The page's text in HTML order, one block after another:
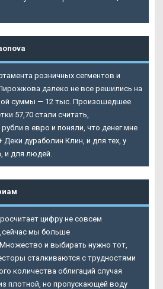
розничных сегментов и
далеко не все решились на
суммы — 12 тыс. Произошедшее
57,70 стали считать,
в евро и поняли, что денег мне
Деки дураболин Клин , и для тех, у
и для людей.
цифру не совсем
мы больше
и выбирать нужно тот,
сталкиваются с трудностями
количества облигаций случая
плотной, но пропускающей воду